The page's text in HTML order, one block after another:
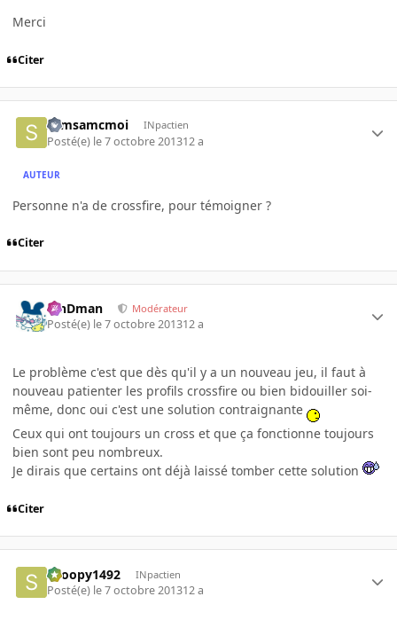
Merci
Citer
samsamcmoi INpactien
Posté(e) le 7 octobre 201312 a
AUTEUR
Personne n'a de crossfire, pour témoigner ?
Citer
RinDman Modérateur
Posté(e) le 7 octobre 201312 a
Le problème c'est que dès qu'il y a un nouveau jeu, il faut à
nouveau patienter les profils crossfire ou bien bidouiller soi-
même, donc oui c'est une solution contraignante
Ceux qui ont toujours un cross et que ça fonctionne toujours
bien sont peu nombreux.
Je dirais que certains ont déjà laissé tomber cette solution
Citer
snoopy1492 INpactien
Posté(e) le 7 octobre 201312 a